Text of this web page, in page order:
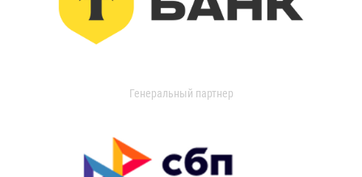
Генеральный партнер